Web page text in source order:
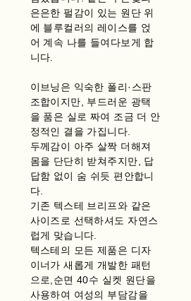
은은한 펄감이 있는 원단 위
에 블루컬러의 레이스를 얹
어 계속 나를 들여다보게 합
니다.
이브닝은 익숙한 폴리·스판
조합이지만, 부드러운 광택
을 품은 실로 짜여 조금 더 안
정적인 결을 가집니다.
두께감이 아주 살짝 더해져
몸을 단단히 받쳐주지만, 답
답함 없이 숨 쉬듯 편안합니
다.
기존 텍스테 브리프와 같은
사이즈로 선택하셔도 자연스
럽게 맞습니다.
텍스테의 모든 제품은 디자
이너가 새롭게 개발한 패턴
으로,순면 40수 실켓 원단을
사용하여 여성의 부담감을